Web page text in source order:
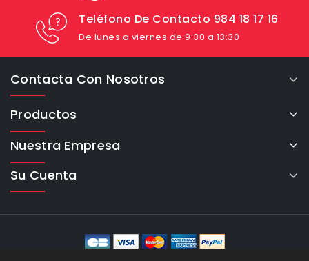
Teléfono De Contacto 984 18 17 16
De lunes a viernes de 9:30 a 13:30
Contacta Con Nosotros
Productos
Nuestra Empresa
Su Cuenta